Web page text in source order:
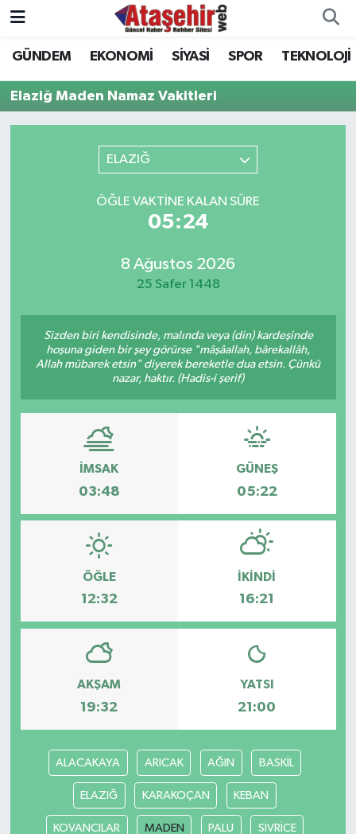
GÜNDEM EKONOMİ SİYASİ SPOR TEKNOLOJİ
Elaziğ Maden Namaz Vakitleri
ELAZIĞ
ÖĞLE VAKTINE KALAN SÜRE
05:24
8 Ağustos 2026
25 Safer 1448
Sizden biri kendisinde, malında veya (din) kardeşinde
hoşuna giden bir şey görürse "mâşâallah, bârekallâh,
Allah mübarek etsin" diyerek bereketle dua etsin. Çünkü
nazar, haktır. (Hadis-i şerif)
İMSAK
03:48
GÜNEŞ
05:22
ÖĞLE
12:32
İKINDI
16:21
AKŞAM
19:32
YATSI
21:00
ALACAKAYA ARICAK AĞIN BASKİL
ELAZIĞ KARAKOÇAN KEBAN
KOVANCILAR MADEN PALU SİVRİCE
Hava Durumu
Trafik Durumu
Son Dakika Haberleri